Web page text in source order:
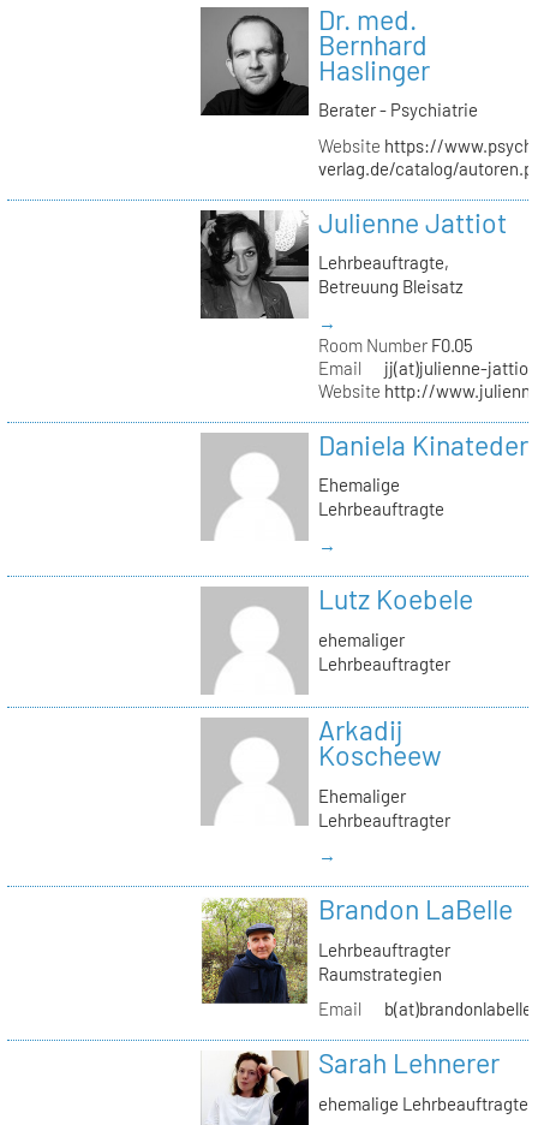
Dr. med.
Bernhard
Haslinger
Berater - Psychiatrie
Website https://
verlag.de/catalog/
Julienne Jattiot
Lehrbeauftragte,
Betreuung Bleisatz
→
Room NumberF0.05
Email
jj(at)julienne-
Website http://
Daniela Kinateder
Ehemalige
Lehrbeauftragte
→
Lutz Koebele
ehemaliger
Lehrbeauftragter
Arkadij
Koscheew
Ehemaliger
Lehrbeauftragter
→
Brandon LaBelle
Lehrbeauftragter
Raumstrategien
Email
Sarah Lehnerer
ehemalige Lehrbeauftragte